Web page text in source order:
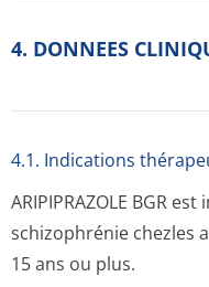
4. DONNEES
4.1. Indications
ARIPIPRAZOLE BGR
schizophrénie chezles
15 ans ou plus.